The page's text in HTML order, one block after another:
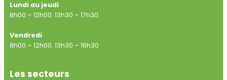
Lundi au jeudi
8h00 – 12h00. 13h30 – 17h30.
Vendredi
8h00 – 12h00. 13h30 – 16h30
Les secteurs